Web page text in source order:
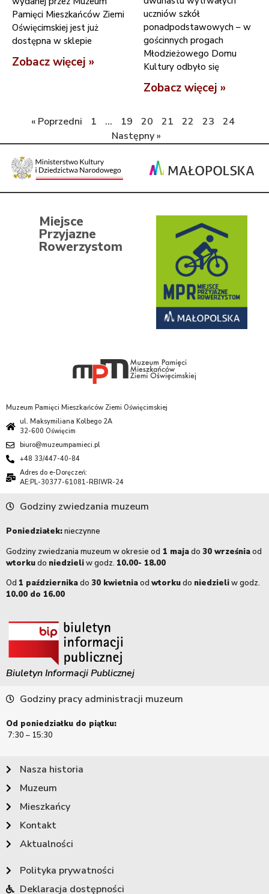
Pamięci Mieszkańców Ziemi
Oświęcimskiej jest już
dostępna w sklepie
Zobacz więcej »
uczniów szkół
ponadpodstawowych – w
gościnnych progach
Młodzieżowego Domu
Kultury odbyło się
Zobacz więcej »
« Poprzedni 1 … 19 20 21 22 23
24
Następny »
Miejsce
Przyjazne
Rowerzystom
Muzeum Pamięci Mieszkańców Ziemi Oświęcimskiej
ul. Maksymiliana Kolbego 2A
32-600 Oświęcim
biuro@muzeumpamieci.pl
+48 33/447-40-84
Adres do e-Doręczeń:
AE:PL-30377-61081-RBIWR-24
Godziny zwiedzania muzeum
Poniedziałek:nieczynne
Godziny zwiedzania muzeum w okresie od 1 majado 30 wrześniaod
wtorkudo niedzieliw godz. 10.00- 18.00
Od 1 październikado 30 kwietniaod wtorkudo niedzieliw godz.
10.00 do 16.00
Biuletyn Informacji Publicznej
Godziny pracy administracji muzeum
Od poniedziałku do piątku:
7:30 – 15:30
Nasza historia
Muzeum
Mieszkańcy
Kontakt
Aktualności
Polityka prywatności
Deklaracja dostępności